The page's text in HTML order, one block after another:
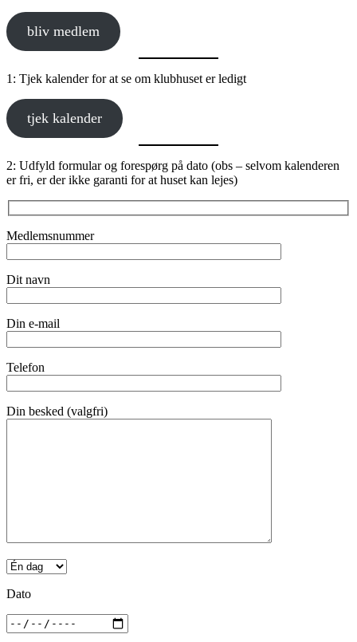
bliv medlem
1: Tjek kalender for at se om klubhuset er ledigt
tjek kalender
2: Udfyld formular og forespørg på dato (obs – selvom kalenderen
er fri, er der ikke garanti for at huset kan lejes)
Medlemsnummer
Dit navn
Din e-mail
Telefon
Din besked (valgfri)
Dato